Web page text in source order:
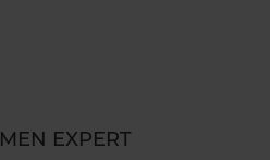
MEN EXPERT